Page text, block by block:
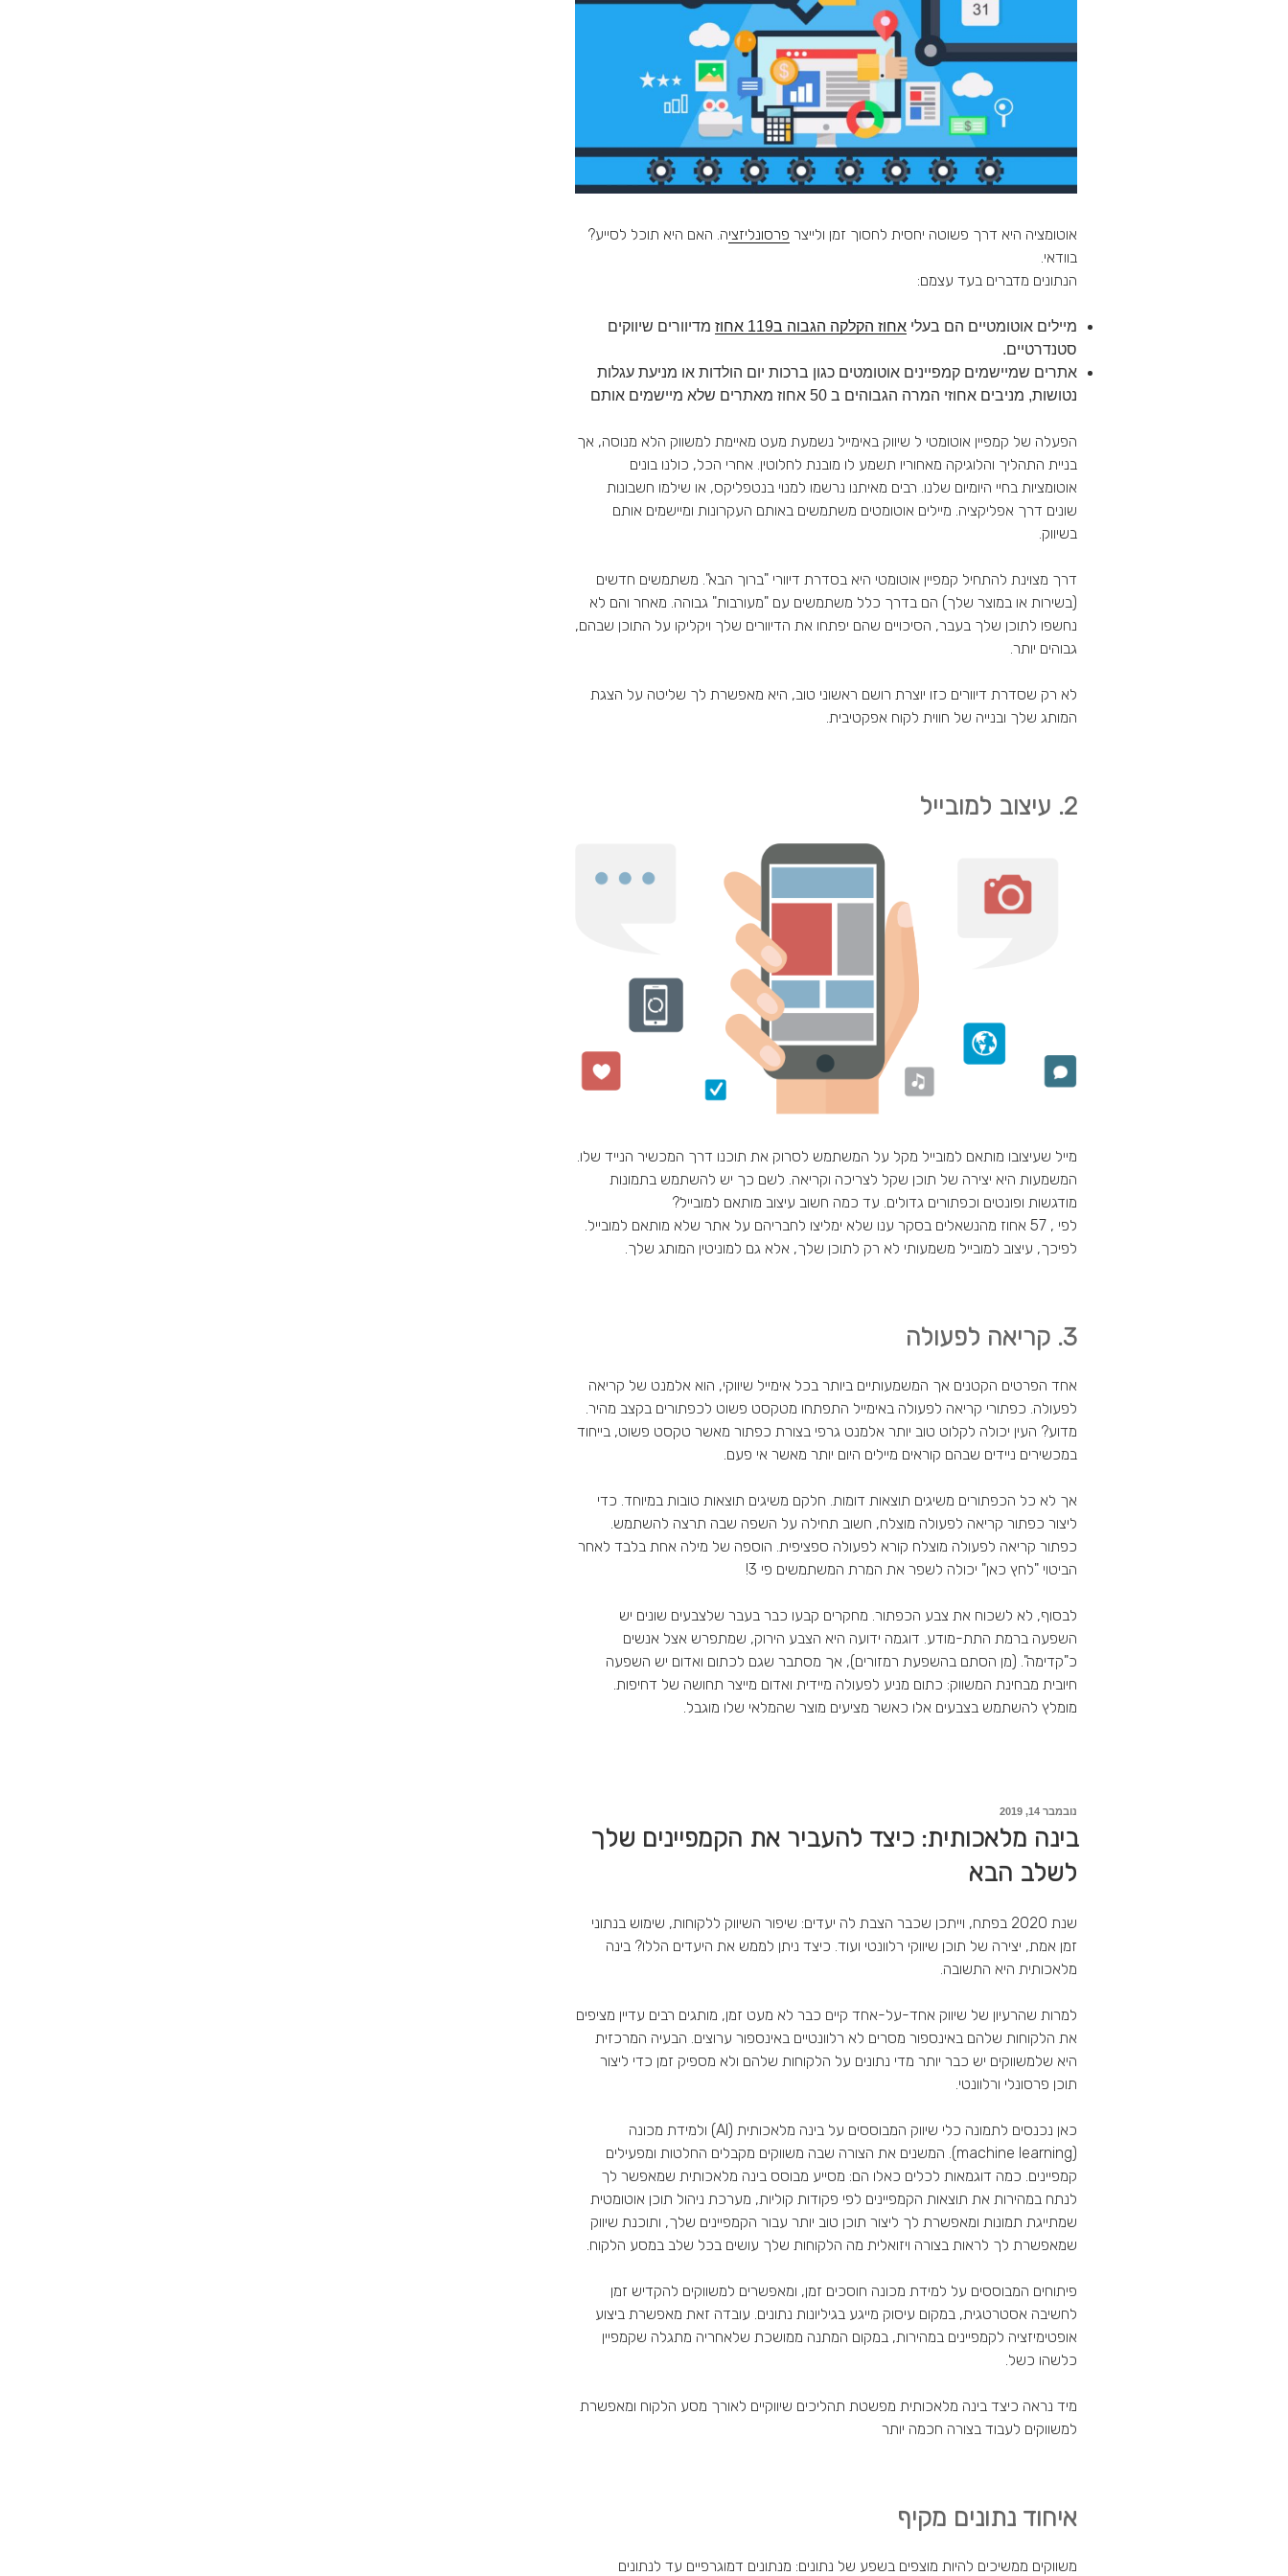
אוטומציה היא דרך פשוטה יחסית לחסוך זמן ולייצר פרסונליזציה. האם היא תוכל לסייע?
בוודאי.
הנתונים מדברים בעד עצמם:
מיילים אוטומטיים הם בעלי אחוז הקלקה הגבוה ב119 אחוז
מדיוורים שיווקים
סטנדרטיים.
אתרים שמיישמים קמפיינים אוטומטים כגון ברכות יום הולדות או מניעת עגלות
נטושות, מניבים אחוזי המרה הגבוהים ב 50 אחוז מאתרים שלא מיישמים אותם
הפעלה של קמפיין אוטומטי ל שיווק באימייל נשמעת מעט מאיימת למשווק הלא מנוסה, אך
בניית התהליך והלוגיקה מאחוריו תשמע לו מובנת לחלוטין. אחרי הכל, כולנו בונים
אוטומציות בחיי היומיום שלנו. רבים מאיתנו נרשמו למנוי בנטפליקס, או שילמו חשבונות
שונים דרך אפליקציה. מיילים אוטומטים משתמשים באותם העקרונות ומיישמים אותם
בשיווק.
דרך מצוינת להתחיל קמפיין אוטומטי היא בסדרת דיוורי "ברוך הבא". משתמשים חדשים
(בשירות או במוצר שלך) הם בדרך כלל משתמשים עם "מעורבות" גבוהה. מאחר והם לא
נחשפו לתוכן שלך בעבר, הסיכויים שהם יפתחו את הדיוורים שלך ויקליקו על התוכן שבהם,
גבוהים יותר.
לא רק שסדרת דיוורים כזו יוצרת רושם ראשוני טוב, היא מאפשרת לך שליטה על הצגת
המותג שלך ובנייה של חווית לקוח אפקטיבית.
2. עיצוב למובייל
מייל שעיצובו מותאם למובייל מקל על המשתמש לסרוק את תוכנו דרך המכשיר הנייד שלו.
המשמעות היא יצירה של תוכן שקל לצריכה וקריאה. לשם כך יש להשתמש בתמונות
מודגשות ופונטים וכפתורים גדולים. עד כמה חשוב עיצוב מותאם למובייל?
לפי , 57 אחוז מהנשאלים בסקר ענו שלא ימליצו לחבריהם על אתר שלא מותאם למובייל.
לפיכך, עיצוב למובייל משמעותי לא רק לתוכן שלך, אלא גם למוניטין המותג שלך.
3. קריאה לפעולה
אחד הפרטים הקטנים אך המשמעותיים ביותר בכל אימייל שיווקי, הוא אלמנט של קריאה
לפעולה. כפתורי קריאה לפעולה באימייל התפתחו מטקסט פשוט לכפתורים בקצב מהיר.
מדוע? העין יכולה לקלוט טוב יותר אלמנט גרפי בצורת כפתור מאשר טקסט פשוט, בייחוד
במכשירים ניידים שבהם קוראים מיילים היום יותר מאשר אי פעם.
אך לא כל הכפתורים משיגים תוצאות דומות. חלקם משיגים תוצאות טובות במיוחד. כדי
ליצור כפתור קריאה לפעולה מוצלח, חשוב תחילה על השפה שבה תרצה להשתמש.
כפתור קריאה לפעולה מוצלח קורא לפעולה ספציפית. הוספה של מילה אחת בלבד לאחר
הביטוי "לחץ כאן" יכולה לשפר את המרת המשתמשים פי 3!
לבסוף, לא לשכוח את צבע הכפתור. מחקרים קבעו כבר בעבר שלצבעים שונים יש
השפעה ברמת התת-מודע. דוגמה ידועה היא הצבע הירוק, שמתפרש אצל אנשים
כ"קדימה". (מן הסתם בהשפעת רמזורים), אך מסתבר שגם לכתום ואדום יש השפעה
חיובית מבחינת המשווק: כתום מניע לפעולה מיידית ואדום מייצר תחושה של דחיפות.
מומלץ להשתמש בצבעים אלו כאשר מציעים מוצר שהמלאי שלו מוגבל.
פורסם
נובמבר 14, 2019
בינה מלאכותית: כיצד להעביר את הקמפיינים שלך
לשלב הבא
שנת 2020 בפתח, וייתכן שכבר הצבת לה יעדים: שיפור השיווק ללקוחות, שימוש בנתוני
זמן אמת, יצירה של תוכן שיווקי רלוונטי ועוד. כיצד ניתן לממש את היעדים הללו? בינה
מלאכותית היא התשובה.
למרות שהרעיון של שיווק אחד-על-אחד קיים כבר לא מעט זמן, מותגים רבים עדיין מציפים
את הלקוחות שלהם באינספור מסרים לא רלוונטיים באינספור ערוצים. הבעיה המרכזית
היא שלמשווקים יש כבר יותר מדי נתונים על הלקוחות שלהם ולא מספיק זמן כדי ליצור
תוכן פרסונלי ורלוונטי.
כאן נכנסים לתמונה כלי שיווק המבוססים על בינה מלאכותית (AI) ולמידת מכונה
(machine learning). המשנים את הצורה שבה משווקים מקבלים החלטות ומפעילים
קמפיינים. כמה דוגמאות לכלים כאלו הם: מסייע מבוסס בינה מלאכותית שמאפשר לך
לנתח במהירות את תוצאות הקמפיינים לפי פקודות קוליות, מערכת ניהול תוכן אוטומטית
שמתייגת תמונות ומאפשרת לך ליצור תוכן טוב יותר עבור הקמפיינים שלך, ותוכנת שיווק
שמאפשרת לך לראות בצורה ויזואלית מה הלקוחות שלך עושים בכל שלב במסע הלקוח.
פיתוחים המבוססים על למידת מכונה חוסכים זמן, ומאפשרים למשווקים להקדיש זמן
לחשיבה אסטרטגית, במקום עיסוק מייגע בגיליונות נתונים. עובדה זאת מאפשרת ביצוע
אופטימיזציה לקמפיינים במהירות, במקום המתנה ממושכת שלאחריה מתגלה שקמפיין
כלשהו כשל.
מיד נראה כיצד בינה מלאכותית מפשטת תהליכים שיווקיים לאורך מסע הלקוח ומאפשרת
למשווקים לעבוד בצורה חכמה יותר
איחוד נתונים מקיף
משווקים ממשיכים להיות מוצפים בשפע של נתונים: מנתונים דמוגרפיים עד לנתונים